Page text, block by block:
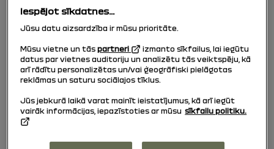
Rokas grāmata pdf rokasgrāmata
Pievienot izvēlēto sarakstam
Kopīgot
Jūsu paziņojums
Piesardzības pasākumi
Iespējot sīkdatnes...
Jūsu datu aizsardzība ir mūsu prioritāte.
Mūsu vietne un tāspartneri
izmanto sīkfailus, lai iegūtu
datus par vietnes auditoriju un analizētu tās veiktspēju, kā
arī rādītu personalizētas un/vai ģeogrāfiski pielāgotas
reklāmas un saturu sociālajos tīklus.
Jūs jebkurā laikā varat mainīt ieistatījumus, kā arī iegūt
vairāk informācijas, iepazīstoties ar mūsu sīkfailu politiku.